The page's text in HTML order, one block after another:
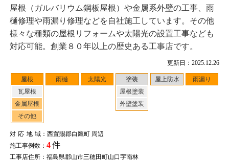
更新日：2025.12.26
屋根
瓦屋根
金属屋根
その他
雨樋 太陽光
塗装
屋根塗装
外壁塗装
屋上防水 雨漏り
対応地域：西置賜郡白鷹町 周辺
施工事例数： 4件
工事店住所：福島県郡山市三穂田町山口字南林
屋根（ガルバリウム鋼板屋根）や金属系外壁の工事、雨
樋修理や雨漏り修理などを自社施工しています。その他
様々な種類の屋根リフォームや太陽光の設置工事なども
対応可能。創業８０年以上の歴史ある工事店です。